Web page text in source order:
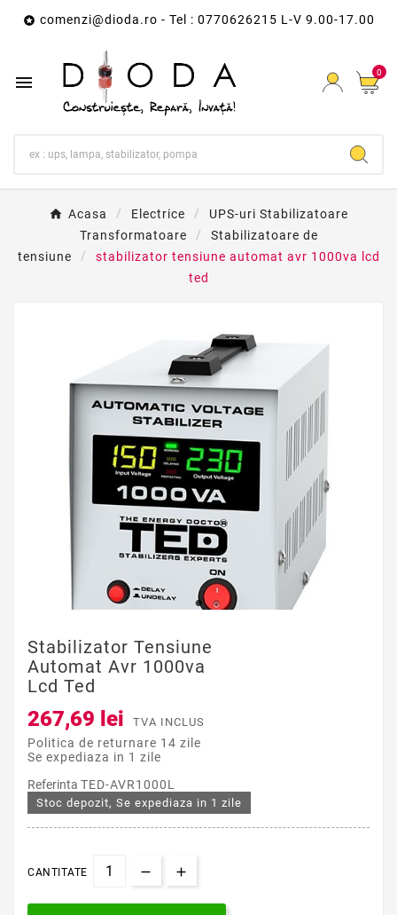
 comenzi@dioda.ro - Tel : 0770626215 L-V 9.00-17.00
 0
Acasa Electrice
UPS-uri Stabilizatoare
Transformatoare
Stabilizatoare de
tensiune
stabilizator tensiune automat avr 1000va lcd
ted
Stabilizator Tensiune
Automat Avr 1000va
Lcd Ted
267,69 lei TVA INCLUS
Politica de returnare 14 zile
Se expediaza in 1 zile
Referinta TED-AVR1000L
Stoc depozit, Se expediaza in 1 zile
CANTITATE